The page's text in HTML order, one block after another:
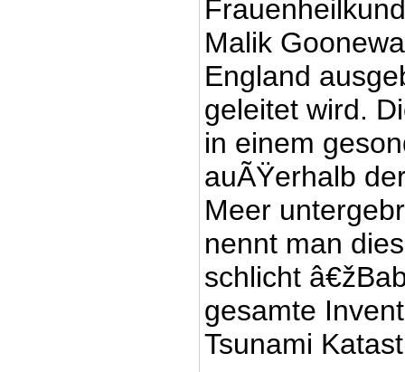
Malik
England
geleitet wird.
in einem
auÃŸerhalb
Meer
nennt man
schlicht
gesamte
Tsunami